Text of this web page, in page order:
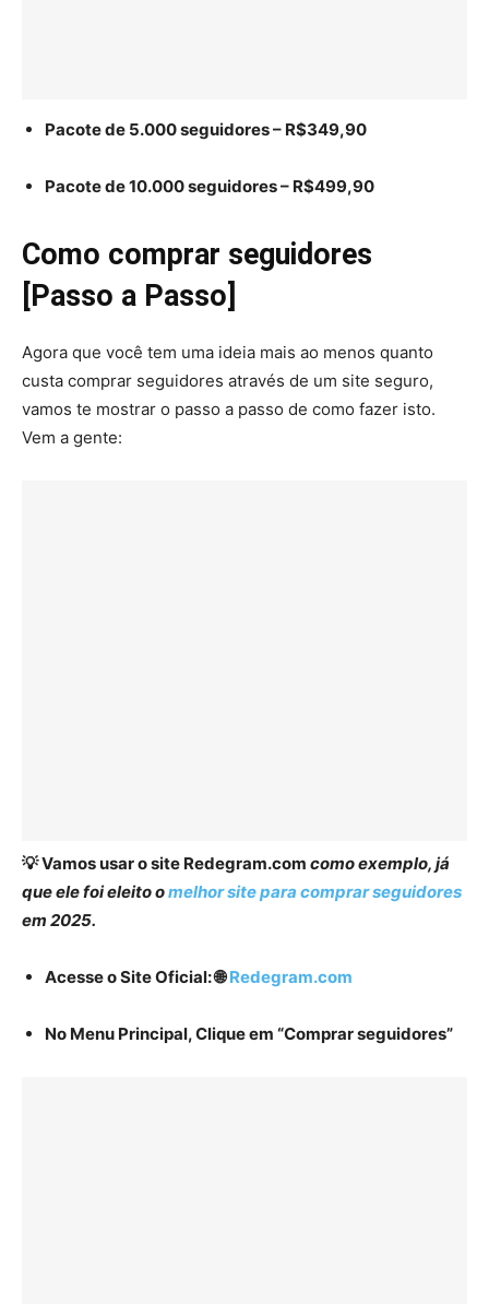
Pacote de 5.000 seguidores – R$349,90
Pacote de 10.000 seguidores – R$499,90
Como comprar seguidores
[Passo a Passo]
Agora que você tem uma ideia mais ao menos quanto
custa comprar seguidores através de um site seguro,
vamos te mostrar o passo a passo de como fazer isto.
Vem a gente:
💡Vamos usar o site Redegram.com como exemplo, já
que ele foi eleito omelhor site para comprar seguidores
em 2025.
Acesse o Site Oficial: 🌐 Redegram.com
No Menu Principal, Clique em “Comprar seguidores”